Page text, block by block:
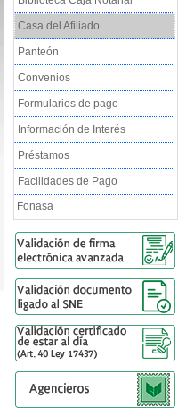
Casa del Afiliado
Panteón
Convenios
Formularios de pago
Información de Interés
Préstamos
Facilidades de Pago
Fonasa